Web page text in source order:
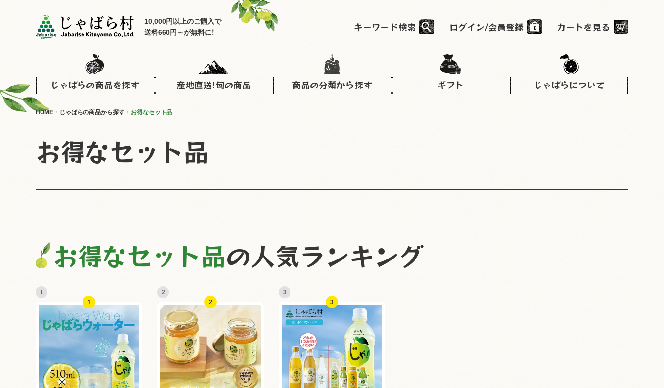
10,000円以上のご購入で
送料660円～が無料に！
キーワード検索 ログイン/会員登録 カートを見る
じゃばらの商品を探す 産地直送!旬の商品 商品の分類から探す ギフト じゃばらについて
HOME じゃばらの商品から探す お得なセット品
お得なセット品
お得なセット品の人気ランキング
1 2 3